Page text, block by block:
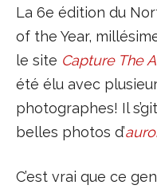
La 6e édition du
of the Year,
le site Capture The
été élu avec
photographes! Il
belles photos d’
C’est vrai que ce